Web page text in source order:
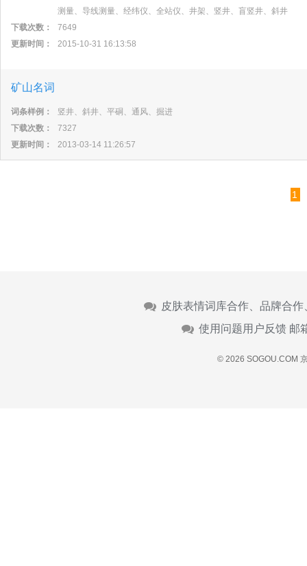
测量、导线测量、经纬仪、全站仪、井架、竖井、盲竖井、斜井
下载次数：
7649
更新时间：
2015-10-31 16:13:58
矿山名词
词条样例：
竖井、斜井、平硐、通风、掘进
下载次数：
7327
更新时间：
2013-03-14 11:26:57
1
皮肤表情词库合作、品牌合
使用问题用户反馈 邮
© 2026 SOGOU.COM